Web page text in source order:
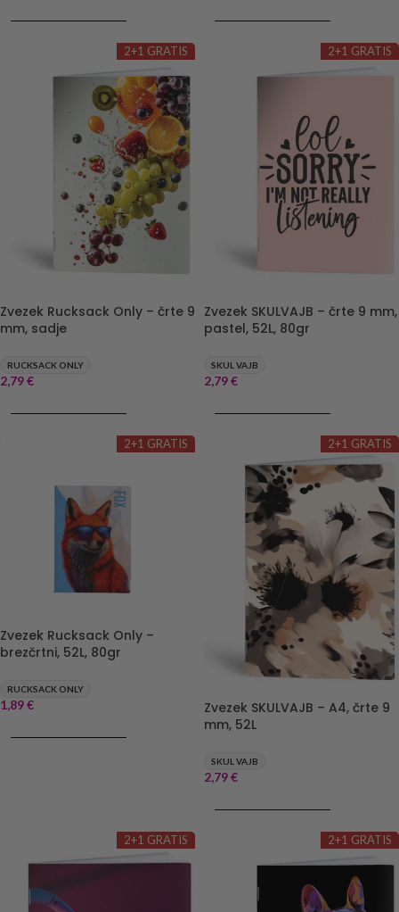
2+1 GRATIS
Zvezek Rucksack Only – črte 9
mm, sadje
RUCKSACK ONLY
2,79€
2+1 GRATIS
Zvezek SKULVAJB – črte 9 mm,
pastel, 52L, 80gr
SKUL VAJB
2,79€
2+1 GRATIS
Zvezek Rucksack Only –
brezčrtni, 52L, 80gr
RUCKSACK ONLY
1,89€
2+1 GRATIS
Zvezek SKULVAJB – A4, črte 9
mm, 52L
SKUL VAJB
2,79€
2+1 GRATIS 2+1 GRATIS